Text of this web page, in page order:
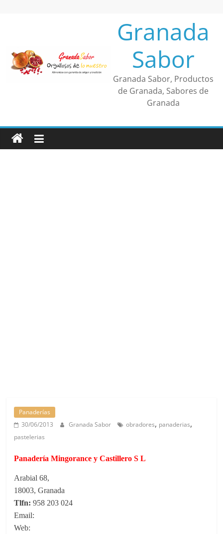
Granada
Sabor
Granada Sabor, Productos
de Granada, Sabores de
Granada
Panaderías
30/06/2013
Granada Sabor obradores, panaderias,
pastelerias
Panadería Mingorance y Castillero S L
Arabial 68,
18003, Granada
Tlfn: 958 203 024
Email:
Web: